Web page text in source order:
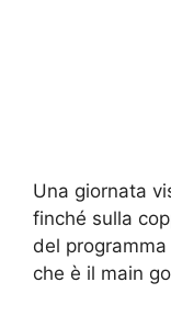
Una giornata
finché sulla
del
che è il main